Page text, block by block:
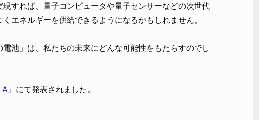
すれば、量子コンピュータや量子センサーなどの次世代
エネルギーを供給できるようになるかもしれません。
池」は、私たちの未来にどんな可能性をもたらすのでし
A 』にて発表されました。